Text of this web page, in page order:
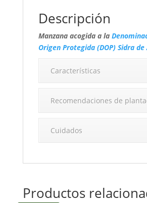
Descripción
Manzana acogida a la
Origen Protegida (DOP) Sidra
Características
Recomendaciones de
Cuidados
Productos